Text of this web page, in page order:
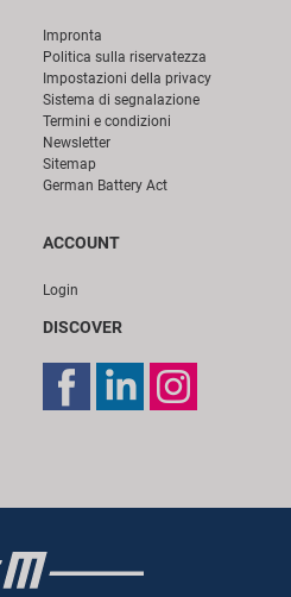
Impronta
Politica sulla riservatezza
Impostazioni della privacy
Sistema di segnalazione
Termini e condizioni
Newsletter
Sitemap
German Battery Act
ACCOUNT
Login
DISCOVER